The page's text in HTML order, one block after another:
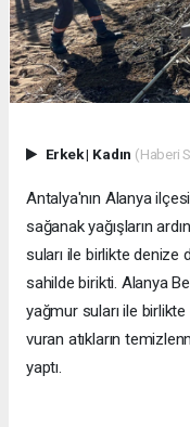
Erkek| Kadın (Haberi
Antalya'nın Alanya
sağanak yağışların
suları ile birlikte denize
sahilde birikti. Alanya
yağmur suları ile
vuran atıkların
yaptı.